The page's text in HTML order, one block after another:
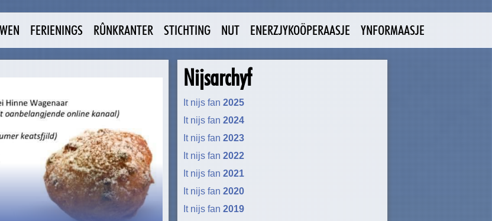
FERIENINGS RÛNKRANTER STICHTING NUT ENERZJYKOÖPERAASJE YNFORMAASJE
Nijsarchyf
It nijs fan2025
It nijs fan2024
It nijs fan2023
It nijs fan2022
It nijs fan2021
It nijs fan2020
It nijs fan2019